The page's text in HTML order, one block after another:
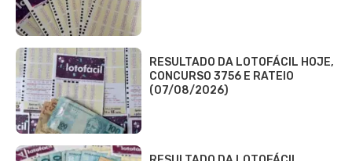
RESULTADO DA LOTOFÁCIL HOJE,
CONCURSO 3756 E RATEIO
(07/08/2026)